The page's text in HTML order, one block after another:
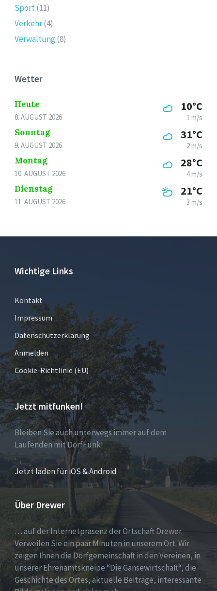
Sport(11)
Verkehr(4)
Verwaltung(8)
Wetter
Heute
8. AUGUST 2026
10°C
1 m/s
Sonntag
9. AUGUST 2026
31°C
2 m/s
Montag
10. AUGUST 2026
28°C
4 m/s
Dienstag
11. AUGUST 2026
21°C
3 m/s
Wichtige Links
Kontakt
Impressum
Datenschutzerklärung
Anmelden
Cookie-Richtlinie (EU)
Jetzt mitfunken!
Bleiben Sie auch unterwegs immer auf dem
Laufenden mit DorfFunk!
Jetzt laden für iOS & Android
Über Drewer
… auf der Internetpräsenz der Ortschaft Drewer.
Verweilen Sie ein paar Minuten in unserem Ort. Wir
zeigen Ihnen die Dorfgemeinschaft in den Vereinen, in
unserer Ehrenamtskneipe “Die Gänsewirtschaft“, die
Geschichte des Ortes, aktuelle Beiträge, interessante